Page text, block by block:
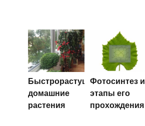
Быстрорастущие
домашние
растения
Фотосинтез и
этапы его
прохождения